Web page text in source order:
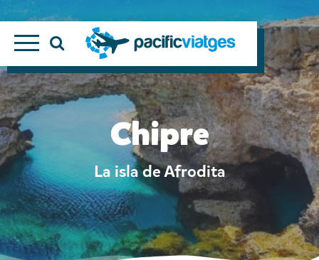
Chipre
La isla de Afrodita